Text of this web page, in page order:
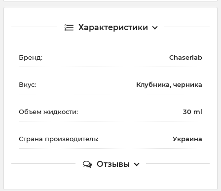
Характеристики
Бренд: Chaserlab
Вкус: Клубника, черника
Объем жидкости: 30 ml
Страна производитель: Украина
Отзывы